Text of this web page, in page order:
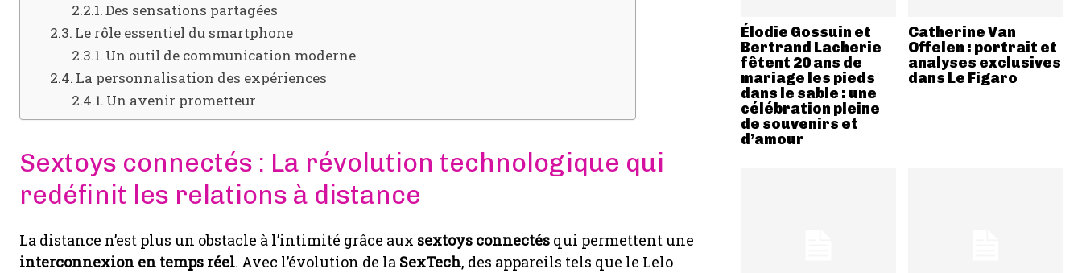
Des sensations partagées
Le rôle essentiel du smartphone
Un outil de communication moderne
La personnalisation des expériences
Un avenir prometteur
Sextoys connectés : La révolution technologique qui
redéfinit les relations à distance
La distance n’est plus un obstacle à l’intimité grâce aux sextoys connectés qui permettent une
interconnexion en temps réel. Avec l’évolution de la SexTech, des appareils tels que le Lelo
Élodie Gossuin et
Bertrand Lacherie
fêtent 20 ans de
mariage les pieds
dans le sable : une
célébration pleine
de souvenirs et
d’amour
Catherine Van
Offelen : portrait et
analyses exclusives
dans Le Figaro